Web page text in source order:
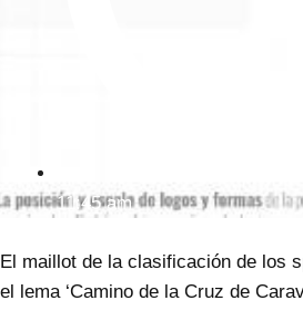
11:45 am
El maillot de la clasificación de los
el lema ‘Camino de la Cruz de